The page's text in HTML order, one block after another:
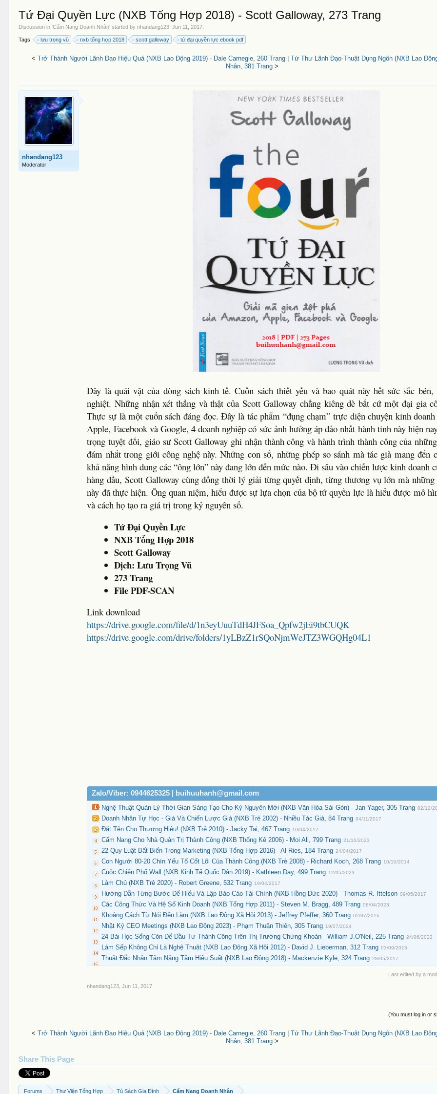
Tứ Đại Quyền Lực (NXB Tổng Hợp 2018) - Scott Galloway, 273 Trang
Discussion in 'Cẩm Nang Doanh Nhân' started bynhandang123 ,Jun 11, 2017
Tags: lưu trọng vũ nxb tổng hợp 2018 scott galloway tứ đại quyền lực ebook pdf
< Trở Thành Người Lãnh Đạo Hiệu Quả (NXB Lao Động 2019) - Dale Carnegie, 260 Trang| Tứ Thư Lãnh Đạo-Thuật Dụng Ngôn (NXB Lao
Nhân, 381 Trang >
nhandang123
Moderator
Đây là quái vật của dòng sách kinh tế. Cuốn sách thiết yếu và bao quát này hết sức sắc
nghiệt. Những nhận xét thẳng và thật của Scott Galloway chẳng kiêng dè bất cứ một đại gia
Thực sự là một cuốn sách đáng đọc. Đây là tác phẩm “đụng chạm” trực diện chuyện kinh
Apple, Facebook và Google, 4 doanh nghiệp có sức ảnh hưởng áp đảo nhất hành tinh này hiện
trọng tuyệt đối, giáo sư Scott Galloway ghi nhận thành công và hành trình thành công của
đám nhất trong giới công nghệ này. Những con số, những phép so sánh mà tác giả mang đến
khả năng hình dung các “ông lớn” này đang lớn đến mức nào. Đi sâu vào chiến lược kinh doanh
hàng đầu, Scott Galloway cùng đồng thời lý giải từng quyết định, từng thương vụ lớn mà những
này đã thực hiện. Ông quan niệm, hiểu được sự lựa chọn của bộ tứ quyền lực là hiểu được mô
và cách họ tạo ra giá trị trong kỷ nguyên số.
Tứ Đại Quyền Lực
NXB Tổng Hợp 2018
Scott Galloway
Dịch: Lưu Trọng Vũ
273 Trang
File PDF-SCAN
Link download
https://drive.google.com/file/d/1n3eyUuuTdH4JFSoa_Qpfw2jEi9tbCUQK
https://drive.google.com/drive/folders/1yLBzZ1rSQoNjmWeJTZ3WGQHg04L1
Zalo/Viber: 0944625325 | buihuuhanh@gmail.com
Nghệ Thuật Quản Lý Thời Gian Sáng Tạo Cho Kỷ Nguyên Mới (NXB Văn Hóa Sài Gòn) - Jan Yager, 305 Trang 02/12/
Doanh Nhân Tự Học - Giá Và Chiến Lược Giá (NXB Trẻ 2002) - Nhiều Tác Giả, 84 Trang 04/11/2017
Đặt Tên Cho Thương Hiệu! (NXB Trẻ 2010) - Jacky Tai, 467 Trang 10/04/2017
Cẩm Nang Cho Nhà Quản Trị Thành Công (NXB Thống Kê 2006) - Moi Ali, 799 Trang 21/10/2023
22 Quy Luật Bất Biến Trong Marketing (NXB Tổng Hợp 2016) - Al Ries, 184 Trang 24/04/2017
Con Người 80-20 Chín Yếu Tố Cốt Lõi Của Thành Công (NXB Trẻ 2008) - Richard Koch, 268 Trang 10/10/2014
Cuộc Chiến Phố Wall (NXB Kinh Tế Quốc Dân 2019) - Kathleen Day, 499 Trang 12/05/2023
Làm Chủ (NXB Trẻ 2020) - Robert Greene, 532 Trang 19/04/2017
Hướng Dẫn Từng Bước Để Hiểu Và Lập Báo Cáo Tài Chính (NXB Hồng Đức 2020) - Thomas R. Ittelson 09/05/2017
Các Công Thức Và Hệ Số Kinh Doanh (NXB Tổng Hợp 2011) - Steven M. Bragg, 489 Trang 08/04/2023
Khoảng Cách Từ Nói Đến Làm (NXB Lao Động Xã Hội 2013) - Jeffrey Pfeffer, 360 Trang 02/07/2016
Nhật Ký CEO Meetings (NXB Lao Động 2023) - Phạm Thuận Thiên, 305 Trang 19/07/2024
24 Bài Học Sống Còn Để Đầu Tư Thành Công Trên Thị Trường Chứng Khoán - William J.O'Neil, 225 Trang 24/06/2022
Làm Sếp Không Chỉ Là Nghệ Thuật (NXB Lao Động Xã Hội 2012) - David J. Lieberman, 312 Trang 03/09/2015
Thuật Đắc Nhân Tâm Nâng Tầm Hiệu Suất (NXB Lao Động 2018) - Mackenzie Kyle, 324 Trang 28/05/2017
Last edited by a
nhandang123 Jun 11, 2017
(You must log in or
< Trở Thành Người Lãnh Đạo Hiệu Quả (NXB Lao Động 2019) - Dale Carnegie, 260 Trang| Tứ Thư Lãnh Đạo-Thuật Dụng Ngôn (NXB Lao
Nhân, 381 Trang >
Share This Page
Forums Thư Viện Tổng Hợp Tủ Sách Gia Đình Cẩm Nang Doanh Nhân